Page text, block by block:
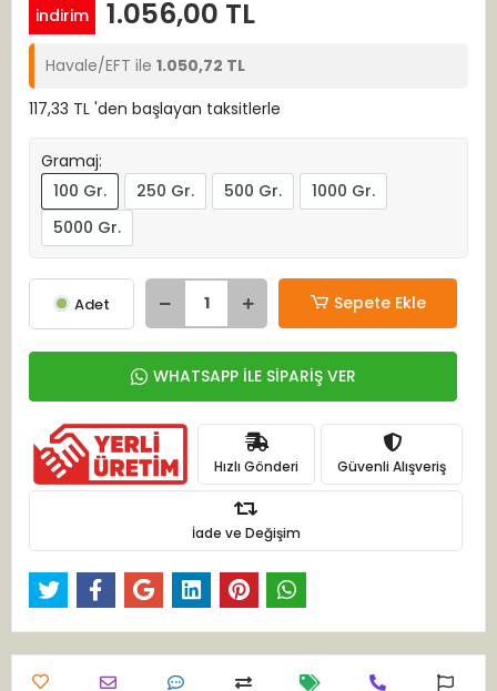
indirim 1.056,00 TL
Havale/EFT ile 1.050,72 TL
117,33 TL 'den başlayan taksitlerle
Gramaj:
100 Gr.
250 Gr. 500 Gr.
1000 Gr.
5000 Gr.
Adet Sepete Ekle
WHATSAPP İLE SİPARİŞ VER
Hızlı Gönderi Güvenli Alışveriş
İade ve Değişim